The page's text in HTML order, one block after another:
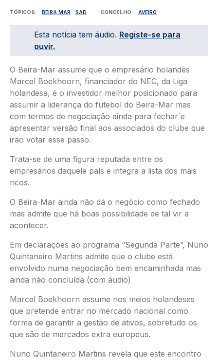
TÓPICOS BEIRA MAR SAD CONCELHO AVEIRO
Esta notícia tem áudio. Registe-se para
ouvir.
O Beira-Mar assume que o empresário holandês
Marcel Boekhoorn, financiador do NEC, da Liga
holandesa, é o investidor melhor posicionado para
assumir a liderança do futebol do Beira-Mar mas
com termos de negociação ainda para fechar´e
apresentar versão final aos associados do clube que
irão votar esse passo.
Trata-se de uma figura reputada entre os
empresários daquele país e integra a lista dos mais
ricos.
O Beira-Mar ainda não dá o negócio como fechado
mas admite que há boas possibilidade de tal vir a
acontecer.
Em declarações ao programa “Segunda Parte”, Nuno
Quintaneiro Martins admite que o clube está
envolvido numa negociação bem encaminhada mas
ainda não concluída (com áudio)
Marcel Boekhoorn assume nos meios holandeses
que pretende entrar no mercado nacional como
forma de garantir a gestão de ativos, sobretudo os
que são de mercados extra europeus.
Nuno Quintaneiro Martins revela que este encontro